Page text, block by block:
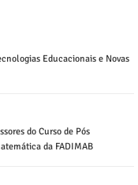
Educacionais e Novas
do Curso de Pós
da FADIMAB